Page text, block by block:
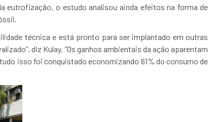
eutrofização, o estudo analisou ainda efeitos na forma de
técnica e está pronto para ser implantado em outras
diz Kulay. “Os ganhos ambientais da ação aparentam
isso foi conquistado economizando 61% do consumo de